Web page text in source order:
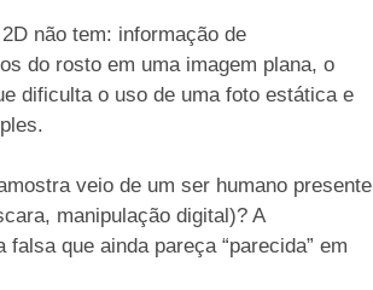
não tem: informação de
do rosto em uma imagem plana, o
dificulta o uso de uma foto estática e
veio de um ser humano presente
manipulação digital)? A
que ainda pareça “parecida” em